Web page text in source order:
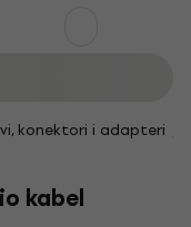
konektori i adapteri
kabel